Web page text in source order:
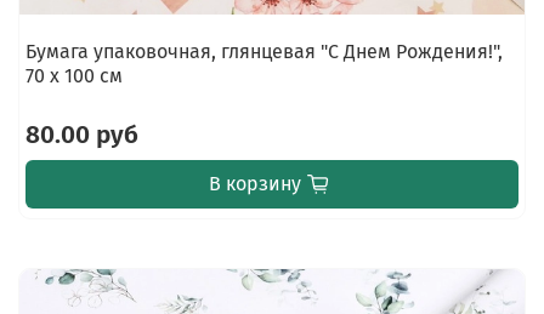
Бумага упаковочная, глянцевая "С Днем Рождения!",
70 х 100 см
80.00 руб
В корзину